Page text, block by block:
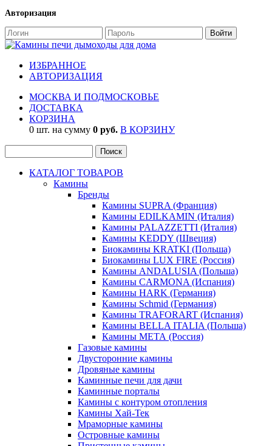
Авторизация
ИЗБРАННОЕ
АВТОРИЗАЦИЯ
МОСКВА И ПОДМОСКОВЬЕ
ДОСТАВКА
КОРЗИНА
0 шт. на сумму 0 руб. В КОРЗИНУ
КАТАЛОГ ТОВАРОВ
Камины
Бренды
Камины SUPRA (Франция)
Камины EDILKAMIN (Италия)
Камины PALAZZETTI (Италия)
Камины KEDDY (Швеция)
Биокамины KRATKI (Польша)
Биокамины LUX FIRE (Россия)
Камины ANDALUSIA (Польша)
Камины CARMONA (Испания)
Камины HARK (Германия)
Камины Schmid (Германия)
Камины TRAFORART (Испания)
Камины BELLA ITALIA (Польша)
Камины МЕТА (Россия)
Газовые камины
Двусторонние камины
Дровяные камины
Каминные печи для дачи
Каминные порталы
Камины с контуром отопления
Камины Хай-Тек
Мраморные камины
Островные камины